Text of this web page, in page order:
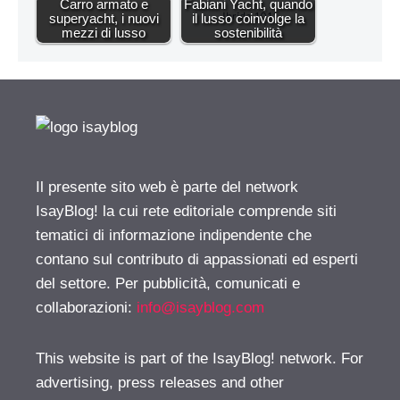
Carro armato e
superyacht, i nuovi
mezzi di lusso
Fabiani Yacht, quando
il lusso coinvolge la
sostenibilità
Il presente sito web è parte del network
IsayBlog! la cui rete editoriale comprende siti
tematici di informazione indipendente che
contano sul contributo di appassionati ed esperti
del settore. Per pubblicità, comunicati e
collaborazioni: info@isayblog.com
This website is part of the IsayBlog! network. For
advertising, press releases and other